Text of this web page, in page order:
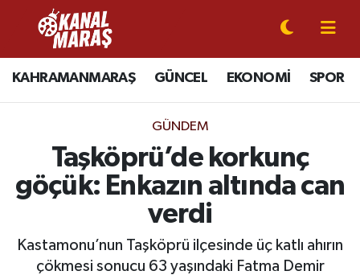
KAHRAMANMARAŞ GÜNCEL EKONOMİ SPOR
GÜNDEM
Taşköprü’de korkunç
göçük: Enkazın altında can
verdi
Kastamonu’nun Taşköprü ilçesinde üç katlı ahırın
çökmesi sonucu 63 yaşındaki Fatma Demir
CANLI YAYIN
KAHRAMANMARAŞ
SPOR
EKONOMİ
Kahramanmaraş Nöbetçi Eczaneler
Kahramanmaraş Hava Durumu
Kahramanmaraş Trafik Yoğunluk Haritası
Süper Lig Puan Durumu ve Fikstür
Tüm Manşetler